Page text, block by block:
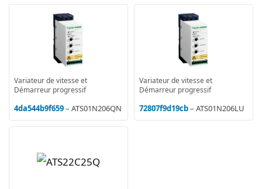
Variateur de vitesse et
Démarreur progressif
4da544b9f659– ATS01N206QN
Variateur de vitesse et
Démarreur progressif
72807f9d19cb– ATS01N206LU